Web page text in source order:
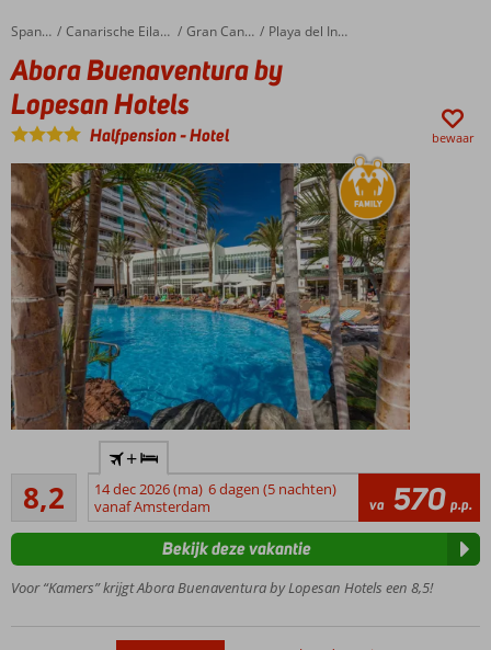
zwembaden
boeken
o.b.v.
Halfpension
Home Spanje Canarische Eilanden Gran Canaria Playa del Ingles
Abora Buenaventura by Lopesan Hotels
Abora Buenaventura by
Lopesan Hotels
Halfpension-Hotel bewaar
nabij
het
strand
jong en
oud
8,2
Zeer goed
274
beoordelingen
+
14 dec 2026 (ma) 6 dagen (5 nachten)
vanaf Amsterdam
va 570 p.p.
Voor “Kamers” krijgt Abora Buenaventura by Lopesan Hotels een 8,5!
Bekijk deze vakantie